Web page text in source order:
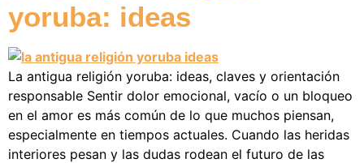
yoruba: ideas
La antigua religión yoruba: ideas, claves y orientación
responsable Sentir dolor emocional, vacío o un bloqueo
en el amor es más común de lo que muchos piensan,
especialmente en tiempos actuales. Cuando las heridas
interiores pesan y las dudas rodean el futuro de las